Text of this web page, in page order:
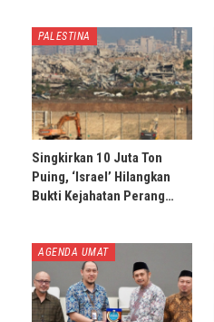
PALESTINA
Singkirkan 10 Juta Ton
Puing, ‘Israel’ Hilangkan
Bukti Kejahatan Perang…
AGENDA UMAT